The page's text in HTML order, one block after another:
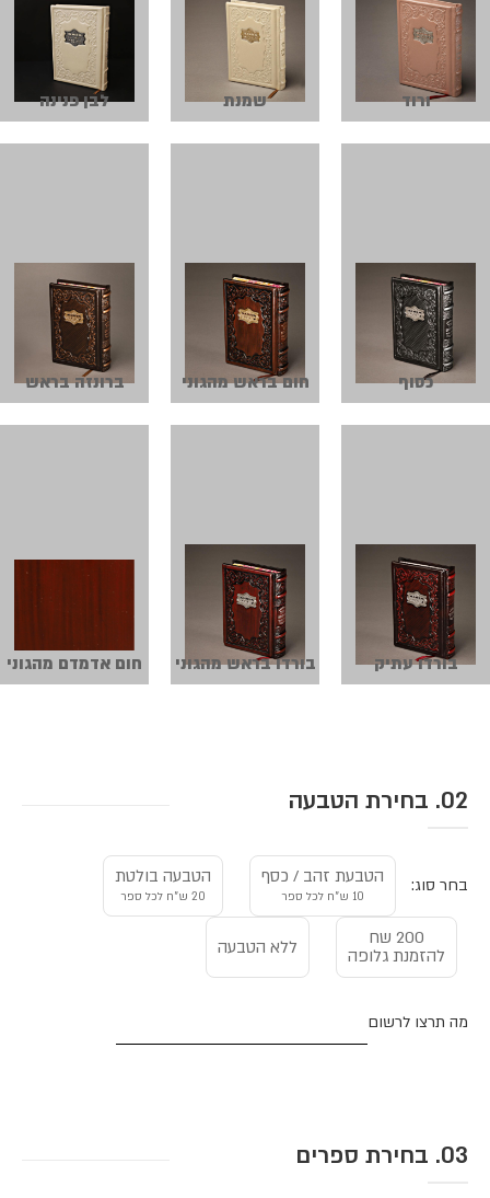
ורוד שמנת לבן פנינה
כסוף חום בראש מהגוני ברונזה בראש
בורדו עתיק בורדו בראש מהגוני חום אדמדם מהגוני
02. בחירת הטבעה
בחר סוג: הטבעת זהב / כסף הטבעה בולטת
20 ש"ח לכל ספר
200 שח
להזמנת גלופה
ללא הטבעה
מה תרצו לרשום
03. בחירת ספרים